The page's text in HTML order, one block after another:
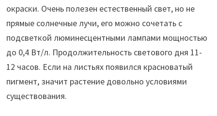
окраски. Очень полезен естественный свет, но не
прямые солнечные лучи, его можно сочетать с
подсветкой люминесцентными лампами мощностью
до 0,4 Вт/л. Продолжительность светового дня 11-
12 часов. Если на листьях появился красноватый
пигмент, значит растение довольно условиями
существования.